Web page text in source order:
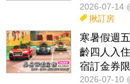
2026-07-14
揪訂房
寒暑假週
齡四人入
宿訂金券
2026-07-10